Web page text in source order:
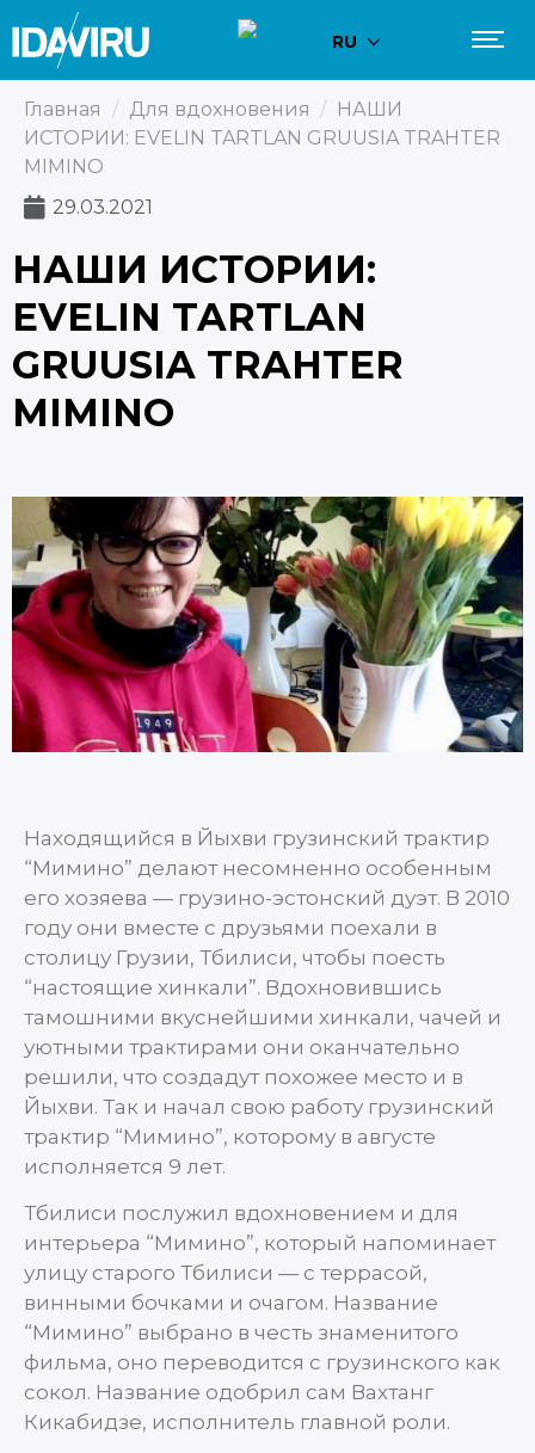
RU
Главная / Для вдохновения / НАШИ
ИСТОРИИ: EVELIN TARTLAN GRUUSIA TRAHTER
MIMINO
29.03.2021
НАШИ ИСТОРИИ:
EVELIN TARTLAN
GRUUSIA TRAHTER
MIMINO
Находящийся в Йыхви грузинский трактир
“Мимино” делают несомненно особенным
его хозяева — грузино-эстонский дуэт. В 2010
году они вместе с друзьями поехали в
столицу Грузии, Тбилиси, чтобы поесть
“настоящие хинкали”. Вдохновившись
тамошними вкуснейшими хинкали, чачей и
уютными трактирами они оканчательно
решили, что создадут похожее место и в
Йыхви. Так и начал свою работу грузинский
трактир “Мимино”, которому в августе
исполняется 9 лет.
Тбилиси послужил вдохновением и для
интерьера “Мимино”, который напоминает
улицу старого Тбилиси — с террасой,
винными бочками и очагом. Название
“Мимино” выбрано в честь знаменитого
фильма, оно переводится с грузинского как
сокол. Название одобрил сам Вахтанг
Кикабидзе, исполнитель главной роли.